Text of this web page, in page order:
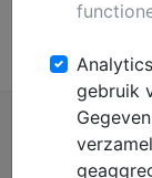
Mechanisatie